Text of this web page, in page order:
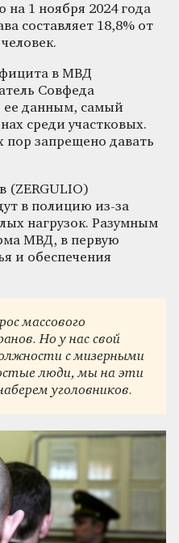
на 1 ноября 2024 года
составляет 18,8% от
в МВД
Совфеда
ее данным, самый
среди участковых.
запрещено давать
(ZERGULIO)
в полицию из-за
нагрузок. Разумным
МВД, в первую
и обеспечения
массового
Но у нас свой
с мизерными
люди, мы на эти
уголовников.